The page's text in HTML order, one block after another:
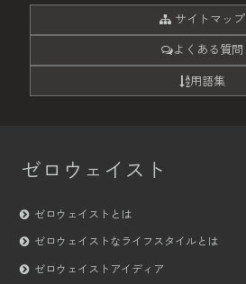
サイトマップ
よくある質問
用語集
ゼロウェイスト
ゼロウェイストとは
ゼロウェイストなライフスタイルとは
ゼロウェイストアイディア